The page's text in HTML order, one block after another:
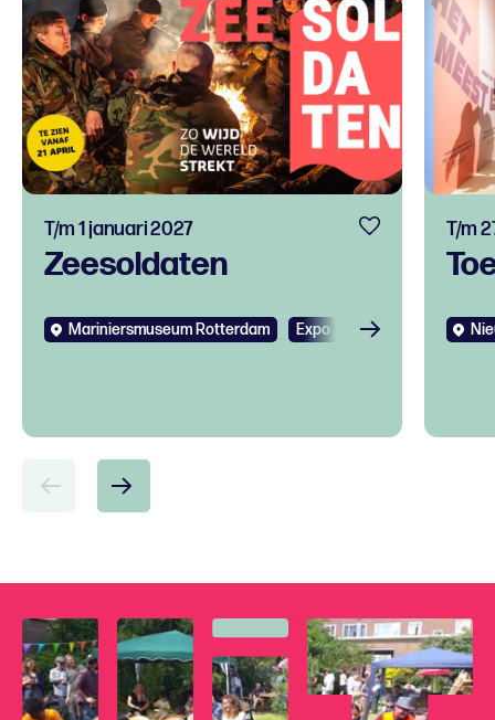
Zeesoldaten
T/m 1 januari 2027
Mariniersmuseum Rotterdam Expo Kids
T/m